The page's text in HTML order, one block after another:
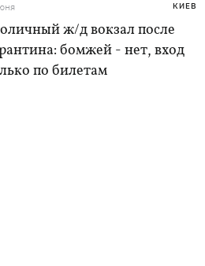
КИЕВ
ж/д вокзал после
бомжей - нет, вход
по билетам